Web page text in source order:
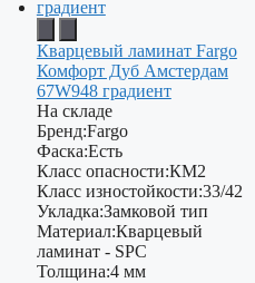
Кварцевый ламинат Fargo
Комфорт Дуб Амстердам
67W948 градиент
На складе
Бренд:Fargo
Фаска:Есть
Класс опасности:КМ2
Класс изностойкости:33/42
Укладка:Замковой тип
Материал:Кварцевый
ламинат - SPC
Толщина:4 мм